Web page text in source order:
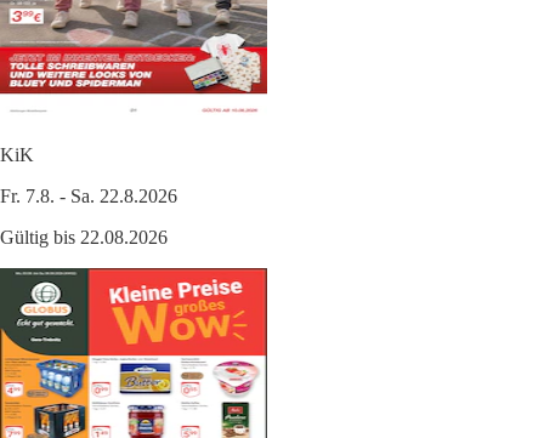
KiK
Fr. 7.8. - Sa. 22.8.2026
Gültig bis 22.08.2026